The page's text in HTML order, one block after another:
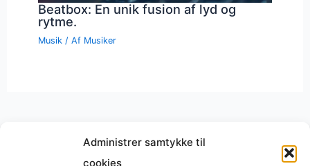
Administrer samtykke til
cookies
Beatbox: En unik fusion af lyd og
rytme.
Musik / Af Musiker